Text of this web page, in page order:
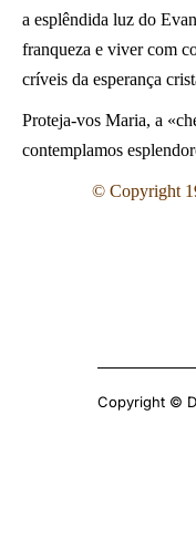
a esplêndida luz do
franqueza e viver com
críveis da esperança
Proteja-vos Maria, a
contemplamos
© Copyright
Copyright ©